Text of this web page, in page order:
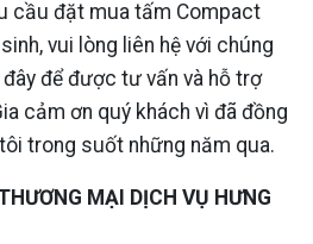
cầu đặt mua tấm Compact
vui lòng liên hệ với chúng
để được tư vấn và hỗ trợ
cảm ơn quý khách vì đã đồng
trong suốt những năm qua.
MẠI DỊCH VỤ HƯNG